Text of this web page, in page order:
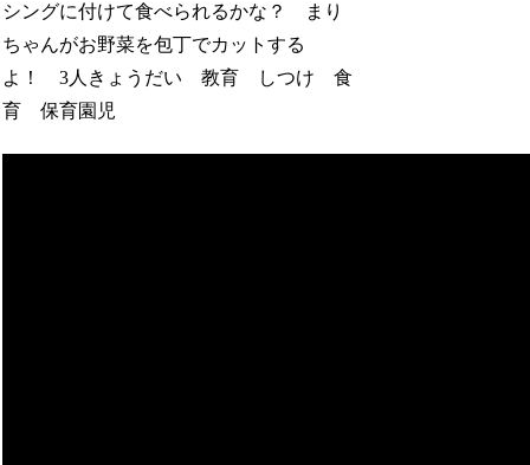
シングに付けて食べられるかな？ まり
ちゃんがお野菜を包丁でカットする
よ！ 3人きょうだい 教育 しつけ 食
育 保育園児